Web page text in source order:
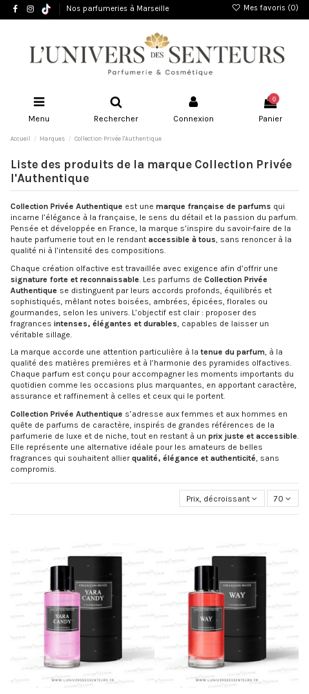
Nos parfumeries à Marseille Mes favoris (0)
Menu Rechercher Connexion
0
Panier
Accueil Marques Collection Privée l'Authentique
Liste des produits de la marque Collection Privée
l'Authentique
Collection Privée Authentique est une marque française de parfums qui
incarne l’élégance à la française, le sens du détail et la passion du parfum.
Pensée et développée en France, la marque s’inspire du savoir-faire de la
haute parfumerie tout en le rendant accessible à tous, sans renoncer à la
qualité ni à l’intensité des compositions.
Chaque création olfactive est travaillée avec exigence afin d’offrir une
signature forte et reconnaissable . Les parfums de Collection Privée
Authentique se distinguent par leurs accords profonds, équilibrés et
sophistiqués, mêlant notes boisées, ambrées, épicées, florales ou
gourmandes, selon les univers. L’objectif est clair : proposer des
fragrances intenses, élégantes et durables , capables de laisser un
véritable sillage.
La marque accorde une attention particulière à latenue du parfum, à la
qualité des matières premières et à l’harmonie des pyramides olfactives.
Chaque parfum est conçu pour accompagner les moments importants du
quotidien comme les occasions plus marquantes, en apportant caractère,
assurance et raffinement à celles et ceux qui le portent.
Collection Privée Authentique s’adresse aux femmes et aux hommes en
quête de parfums de caractère, inspirés de grandes références de la
parfumerie de luxe et de niche, tout en restant à un prix juste et accessible
Elle représente une alternative idéale pour les amateurs de belles
fragrances qui souhaitent allierqualité, élégance et authenticité , sans
compromis.
Prix, décroissant 70